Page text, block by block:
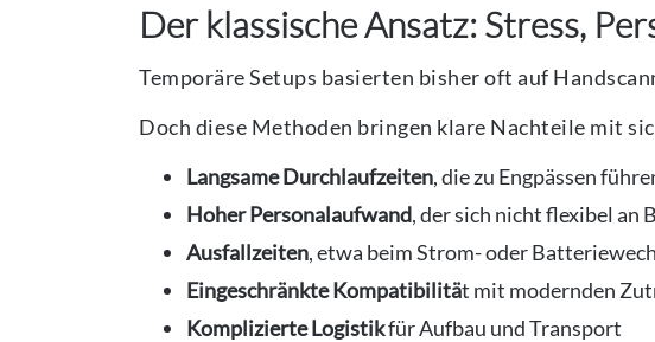
Der klassische Ansatz: Stress,
Temporäre Setups basierten bisher oft auf
Doch diese Methoden bringen klare Nachteile mit
Langsame Durchlaufzeiten, die zu Engpässen
Hoher Personalaufwand, der sich nicht flexibel an
Ausfallzeiten, etwa beim Strom- oder
Eingeschränkte Kompatibilität mit modernden
Komplizierte Logistikfür Aufbau und Transport